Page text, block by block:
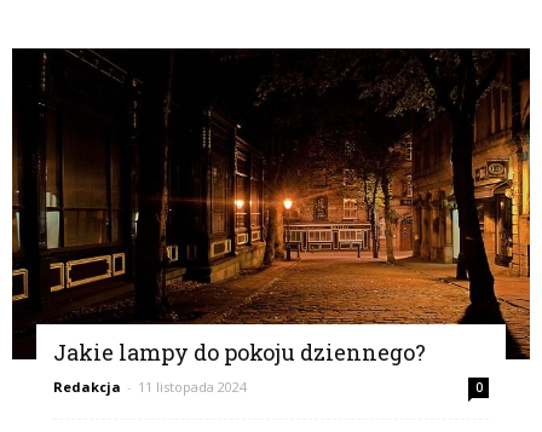
Jakie lampy do pokoju dziennego?
Redakcja - 11 listopada 2024 0